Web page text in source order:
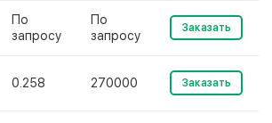
По
запросу
По
запросу
Заказать
0.258 270000 Заказать